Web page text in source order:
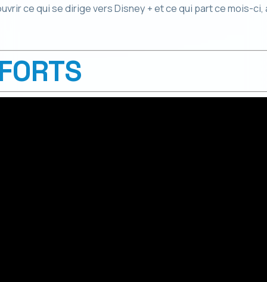
ce qui se dirige vers Disney + et ce qui part ce mois-